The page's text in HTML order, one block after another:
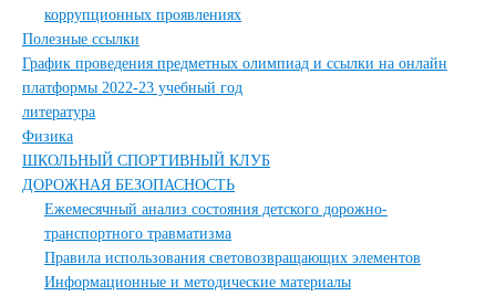
коррупционных проявлениях
Полезные ссылки
График проведения предметных олимпиад и ссылки на онлайн
платформы 2022-23 учебный год
литература
Физика
ШКОЛЬНЫЙ СПОРТИВНЫЙ КЛУБ
ДОРОЖНАЯ БЕЗОПАСНОСТЬ
Ежемесячный анализ состояния детского дорожно-
транспортного травматизма
Правила использования световозвращающих элементов
Информационные и методические материалы